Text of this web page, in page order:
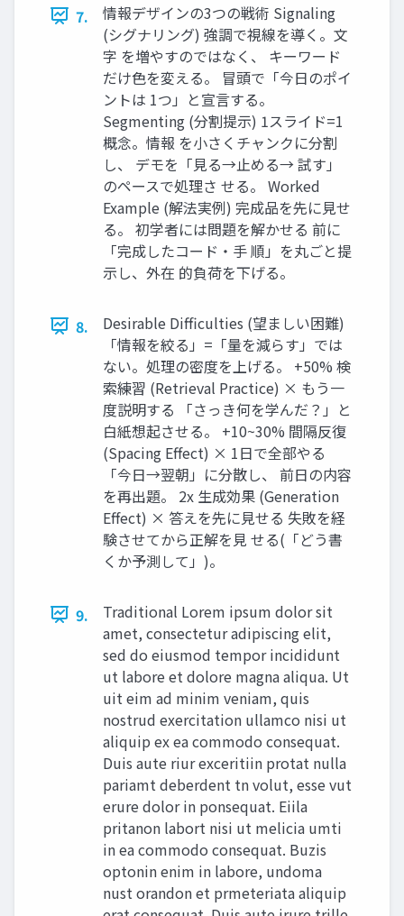
7.
情報デザインの3つの戦術 Signaling
(シグナリング) 強調で視線を導く。文
字 を増やすのではなく、 キーワード
だけ色を変える。 冒頭で「今日のポイ
ントは 1つ」と宣言する。
Segmenting (分割提示) 1スライド=1
概念。情報 を小さくチャンクに分割
し、 デモを「見る→止める→ 試す」
のペースで処理さ せる。 Worked
Example (解法実例) 完成品を先に見せ
る。 初学者には問題を解かせる 前に
「完成したコード・手 順」を丸ごと提
示し、外在 的負荷を下げる。
8.
Desirable Difficulties (望ましい困難)
「情報を絞る」=「量を減らす」では
ない。処理の密度を上げる。 +50% 検
索練習 (Retrieval Practice) × もう一
度説明する 「さっき何を学んだ？」と
白紙想起させる。 +10~30% 間隔反復
(Spacing Effect) × 1日で全部やる
「今日→翌朝」に分散し、 前日の内容
を再出題。 2x 生成効果 (Generation
Effect) × 答えを先に見せる 失敗を経
験させてから正解を見 せる(「どう書
くか予測して」)。
9.
Traditional Lorem ipsum dolor sit
amet, consectetur adipiscing elit,
sed do eiusmod tempor incididunt
ut labore et dolore magna aliqua. Ut
uit eim ad minim veniam, quis
nostrud exercitation ullamco nisi ut
aliquip ex ea commodo consequat.
Duis aute riur exceritiin protat nulla
pariamt deberdent tn volut, esse vut
erure dolor in ponsequat. Eiila
pritanon labort nisi ut melicia umti
in ea commodo consequat. Buzis
optonin enim in labore, undoma
nust orandon et prmeteriata aliquip